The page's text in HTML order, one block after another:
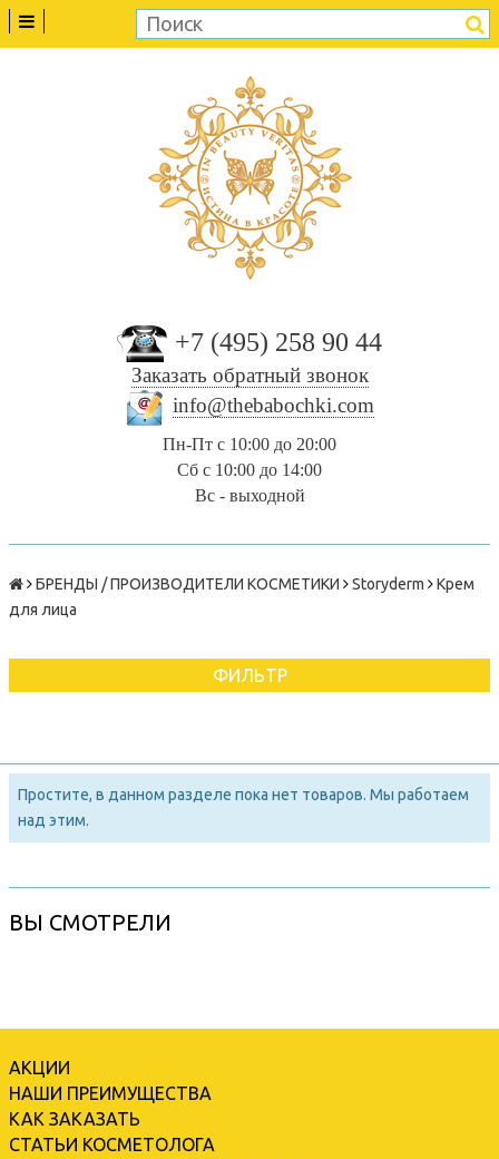
+7 (495) 258 90 44
Заказать обратный звонок
info@thebabochki.com
Пн-Пт с 10:00 до 20:00
Сб с 10:00 до 14:00
Вс - выходной
БРЕНДЫ / ПРОИЗВОДИТЕЛИ КОСМЕТИКИ Storyderm
Крем
для лица
ФИЛЬТР
Простите, в данном разделе пока нет товаров. Мы работаем
над этим.
ВЫ СМОТРЕЛИ
АКЦИИ
НАШИ ПРЕИМУЩЕСТВА
КАК ЗАКАЗАТЬ
СТАТЬИ КОСМЕТОЛОГА